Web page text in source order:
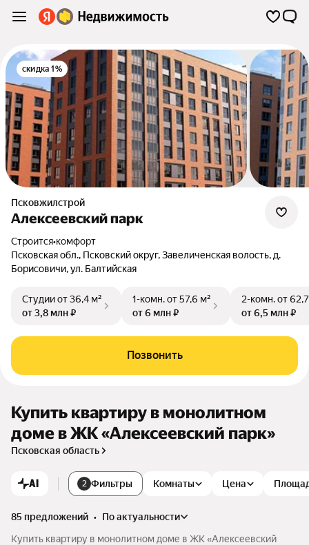
скидка 1%
Псковжилстрой
Алексеевский парк
Строится•комфорт
Псковская обл., Псковский округ,Завеличенская волость, д.
Борисовичи,ул. Балтийская
Студииот 36,4 м²
от 3,8 млн ₽
1-комн.от 57,6 м²
от 6 млн ₽
2-комн.от
от 6,5 млн ₽
Позвонить
Купить квартиру в монолитном
доме в ЖК «Алексеевский парк»
Псковская область
AI 2 Фильтры Комнаты Цена
85 предложений •
по актуальности
Купить квартиру в монолитном доме в ЖК «Алексеевский